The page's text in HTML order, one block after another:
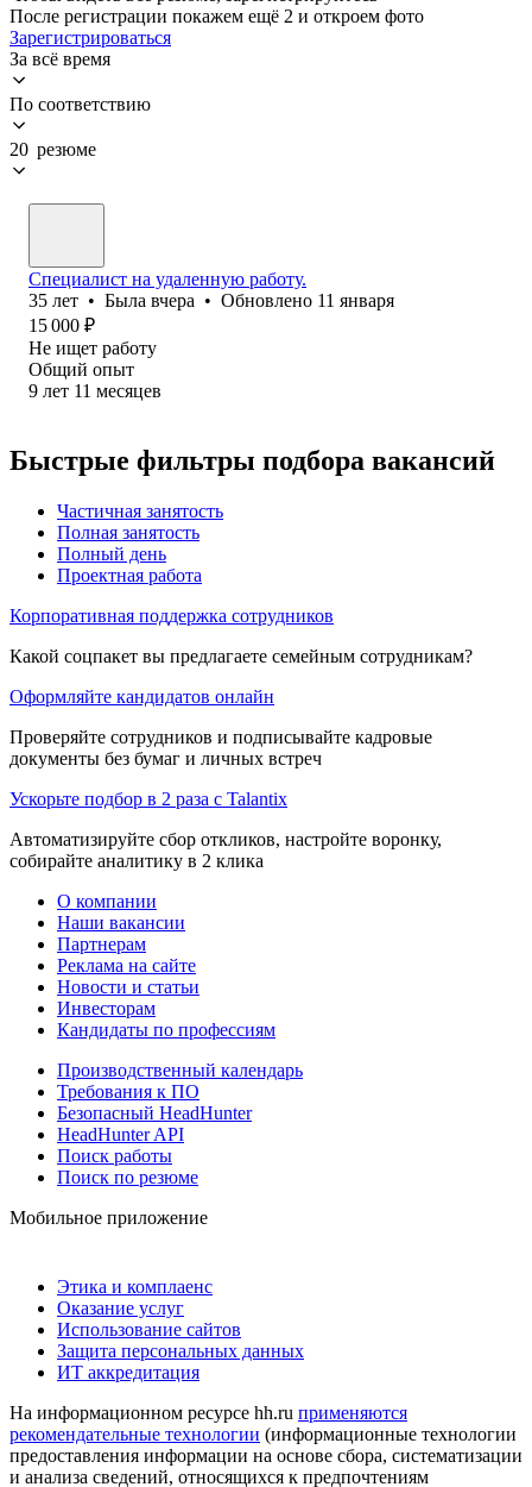
После регистрации покажем ещё 2 и откроем фото
Зарегистрироваться
За всё время
По соответствию
20 резюме
Специалист на удаленную работу.
35 лет • Была вчера • Обновлено 11 января
15 000 ₽
Не ищет работу
Общий опыт
9 лет 11 месяцев
Быстрые фильтры подбора вакансий
Частичная занятость
Полная занятость
Полный день
Проектная работа
Корпоративная поддержка сотрудников
Какой соцпакет вы предлагаете семейным сотрудникам?
Оформляйте кандидатов онлайн
Проверяйте сотрудников и подписывайте кадровые
документы без бумаг и личных встреч
Ускорьте подбор в 2 раза с Talantix
Автоматизируйте сбор откликов, настройте воронку,
собирайте аналитику в 2 клика
О компании
Наши вакансии
Партнерам
Реклама на сайте
Новости и статьи
Инвесторам
Кандидаты по профессиям
Производственный календарь
Требования к ПО
Безопасный HeadHunter
HeadHunter API
Поиск работы
Поиск по резюме
Мобильное приложение
Этика и комплаенс
Оказание услуг
Использование сайтов
Защита персональных данных
ИТ аккредитация
На информационном ресурсе hh.ru применяются
рекомендательные технологии (информационные технологии
предоставления информации на основе сбора, систематизации
и анализа сведений, относящихся к предпочтениям